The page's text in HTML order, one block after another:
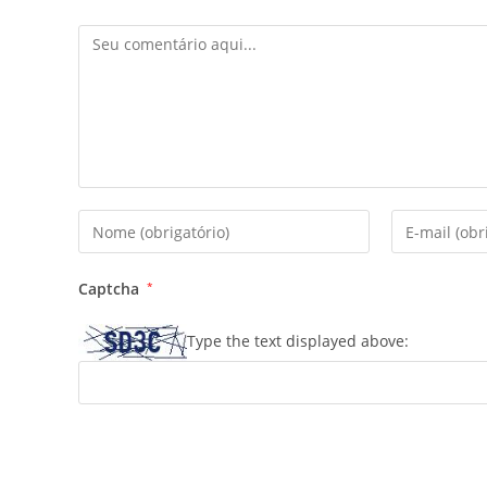
Comentário
Digite
seu
nome
de
Digite
seu
mail
Captcha *
Type the text displayed above: